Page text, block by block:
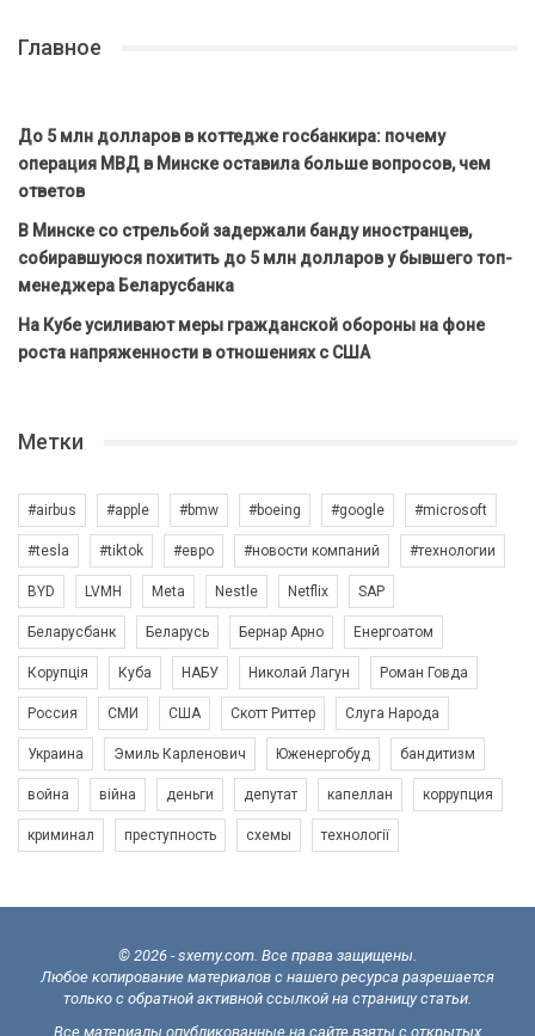
Главное
До 5 млн долларов в коттедже госбанкира: почему
операция МВД в Минске оставила больше вопросов, чем
ответов
В Минске со стрельбой задержали банду иностранцев,
собиравшуюся похитить до 5 млн долларов у бывшего топ-
менеджера Беларусбанка
На Кубе усиливают меры гражданской обороны на фоне
роста напряженности в отношениях с США
Метки
#airbus #apple #bmw #boeing #google #microsoft
#tesla #tiktok #евро #новости компаний #технологии
BYD LVMH Meta Nestle Netflix SAP
Беларусбанк Беларусь Бернар Арно Енергоатом
Корупція Куба НАБУ Николай Лагун Роман Говда
Россия СМИ США Скотт Риттер Слуга Народа
Украина Эмиль Карленович Юженергобуд бандитизм
война війна деньги депутат капеллан коррупция
криминал преступность схемы технології
© 2026 - sxemy.com. Все права защищены.
Любое копирование материалов с нашего ресурса разрешается
только с обратной активной ссылкой на страницу статьи.
Все материалы опубликованные на сайте взяты с открытых